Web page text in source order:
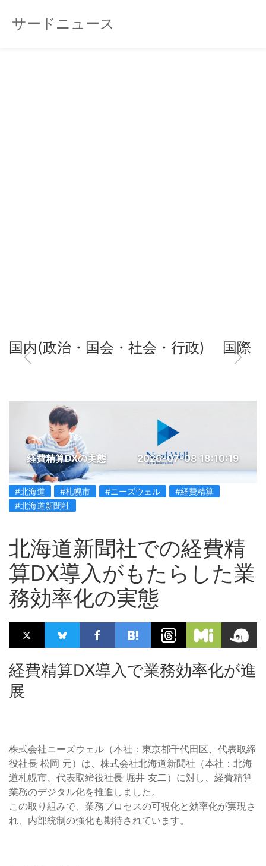
サードニュース
国内(政治・国会・社会・行政) 国際
経費精算DXの実態 2026-07-08 18:10:19
#北海道 #札幌市 #ニーズウェル
#経費精算
#北海道新聞社
北海道新聞社での経費精
算DX導入がもたらした業
務効率化の実態
経費精算DX導入で業務効率化が進
展
株式会社ニーズウェル（本社：東京都千代田区、代表取締
役社長 松岡 元）は、株式会社北海道新聞社（本社：北海
道札幌市、代表取締役社長 堀井 友二）に対し、経費精算
業務のデジタル化を推進しました。
この取り組みで、業務プロセスの可視化と効率化が実現さ
れ、内部統制の強化も期待されています。